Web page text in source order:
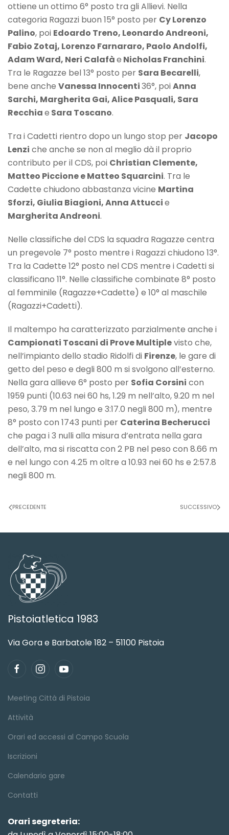
ottiene un ottimo 6° posto tra gli Allievi. Nella
categoria Ragazzi buon 15° posto per Cy Lorenzo
Palino, poi Edoardo Treno, Leonardo Andreoni,
Fabio Zotaj, Lorenzo Farnararo, Paolo Andolfi,
Adam Ward, Neri Calafàe Nicholas Franchini.
Tra le Ragazze bel 13° posto per Sara Becarelli,
bene anche Vanessa Innocenti36°, poiAnna
Sarchi, Margherita Gai, Alice Pasquali, Sara
Recchiae Sara Toscano.
Tra i Cadetti rientro dopo un lungo stop per Jacopo
Lenzi che anche se non al meglio dà il proprio
contributo per il CDS, poi Christian Clemente,
Matteo Piccione e Matteo Squarcini. Tra le
Cadette chiudono abbastanza vicine Martina
Sforzi, Giulia Biagioni, Anna Attuccie
Margherita Andreoni.
Nelle classifiche del CDS la squadra Ragazze centra
un pregevole 7° posto mentre i Ragazzi chiudono 13°.
Tra la Cadette 12° posto nel CDS mentre i Cadetti si
classificano 11°. Nelle classifiche combinate 8° posto
al femminile (Ragazze+Cadette) e 10° al maschile
(Ragazzi+Cadetti).
Il maltempo ha caratterizzato parzialmente anche i
Campionati Toscani di Prove Multiplevisto che,
nell’impianto dello stadio Ridolfi di Firenze, le gare di
getto del peso e degli 800 m si svolgono all’esterno.
Nella gara allieve 6° posto per Sofia Corsini con
1959 punti (10.63 nei 60 hs, 1.29 m nell’alto, 9.20 m nel
peso, 3.79 m nel lungo e 3:17.0 negli 800 m), mentre
8° posto con 1743 punti per Caterina Becherucci
che paga i 3 nulli alla misura d’entrata nella gara
dell’alto, ma si riscatta con 2 PB nel peso con 8.66 m
e nel lungo con 4.25 m oltre a 10.93 nei 60 hs e 2:57.8
negli 800 m.
PRECEDENTE SUCCESSIVO
Pistoiatletica 1983
Via Gora e Barbatole 182 – 51100 Pistoia
Meeting Città di Pistoia
Attività
Orari ed accessi al Campo Scuola
Iscrizioni
Calendario gare
Contatti
Orari segreteria: